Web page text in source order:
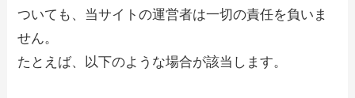
ついても、当サイトの運営者は一切の責任を負いま
せん。
たとえば、以下のような場合が該当します。